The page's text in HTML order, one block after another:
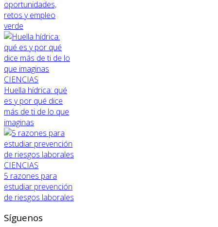
oportunidades,
retos y empleo
verde
CIENCIAS
Huella hídrica: qué
es y por qué dice
más de ti de lo que
imaginas
CIENCIAS
5 razones para
estudiar prevención
de riesgos laborales
Síguenos